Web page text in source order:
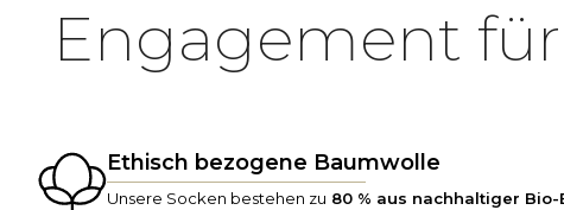
Engagement für
Ethisch bezogene Baumwolle
Unsere Socken bestehen zu 80 % aus nachhaltiger